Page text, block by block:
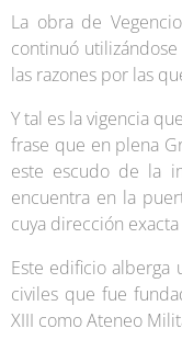
La obra de
continuó utilizándose
las razones por las
Y tal es la vigencia
frase que en plena
este escudo de la
encuentra en la
cuya dirección
Este edificio alberga
civiles que fue
XIII como Ateneo